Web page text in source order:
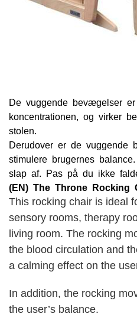
De vuggende bevægelser
koncentrationen, og virker
stolen.
Derudover er de vuggende
stimulere brugernes
slap af. Pas på du ikke
(EN) The Throne Rocking
This rocking chair is ideal
sensory rooms, therapy
living room. The rocking
the blood circulation and
a calming effect on the
In addition, the rocking
the user’s balance.